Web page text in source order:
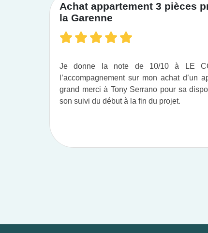
Achat appartement 3 pièces
la Garenne
Je donne la note de 10/10 à LE
l’accompagnement sur mon achat d’un
grand merci à Tony Serrano pour sa
son suivi du début à la fin du projet.​